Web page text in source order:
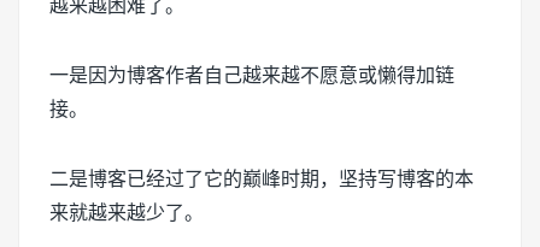
越来越困难了。
一是因为博客作者自己越来越不愿意或懒得加链
接。
二是博客已经过了它的巅峰时期，坚持写博客的本
来就越来越少了。